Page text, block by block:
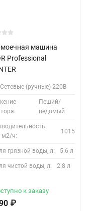
машина
Professional
Сетевые (ручные) 220В
Пеший/
ведомый
м2/ч:
1015
грязной воды, л: 5.6 л
чистой воды, л: 2.8 л
к заказу
₽